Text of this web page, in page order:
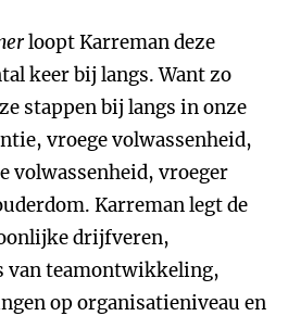
loopt Karreman deze
keer bij langs. Want zo
stappen bij langs in onze
vroege volwassenheid,
volwassenheid, vroeger
Karreman legt de
drijfveren,
van teamontwikkeling,
op organisatieniveau en